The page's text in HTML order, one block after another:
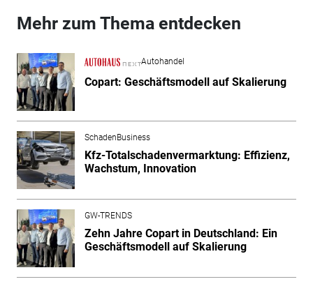
Mehr zum Thema entdecken
Autohandel
Copart: Geschäftsmodell auf Skalierung
SchadenBusiness
Kfz-Totalschadenvermarktung: Effizienz,
Wachstum, Innovation
GW-TRENDS
Zehn Jahre Copart in Deutschland: Ein
Geschäftsmodell auf Skalierung